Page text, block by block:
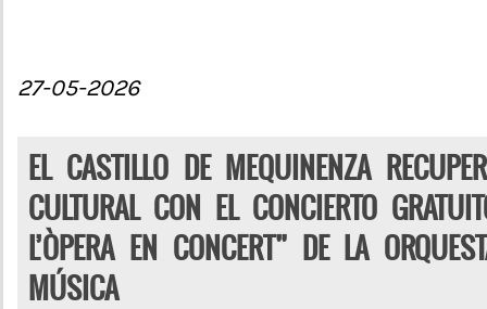
27-05-2026
EL CASTILLO DE MEQUINENZA
CULTURAL CON EL CONCIERTO
L’ÒPERA EN CONCERT” DE LA
MÚSICA